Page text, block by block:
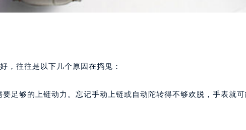
，往往是以下几个原因在捣鬼：
足够的上链动力。忘记手动上链或自动陀转得不够欢脱，手表就可